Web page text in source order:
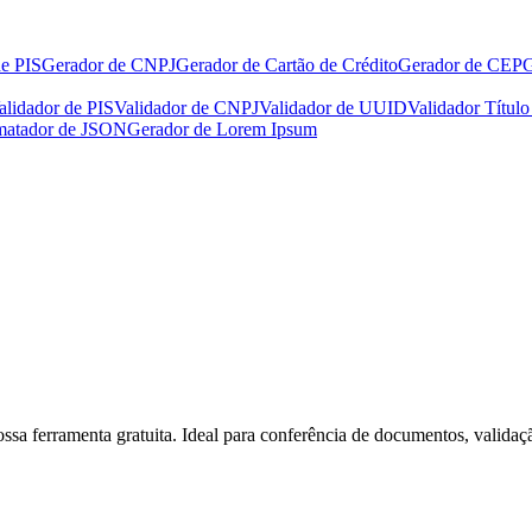
PISGerador de CNPJGerador de Cartão de CréditoGerador de CEP
de PISValidador de CNPJValidador de UUIDValidador
de JSONGerador de Lorem Ipsum
ferramenta gratuita. Ideal para conferência de documentos,